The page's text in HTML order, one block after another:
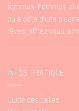
femmes, hommes et
ou à côté d’une
rêves, offrez-vous un
INFOS PRATIQUE
Guide des tailles